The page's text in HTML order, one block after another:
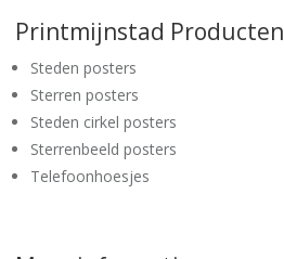
Printmijnstad Producten
Steden posters
Sterren posters
Steden cirkel posters
Sterrenbeeld posters
Telefoonhoesjes